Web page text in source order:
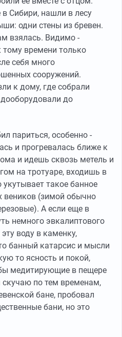
Сибири, нашли в лесу
одни стены из бревен.
взялась. Видимо -
тому времени только
себя много
сооружений.
к дому, где собрали
до
париться, особенно -
и прогревалась ближе к
и идешь сквозь метель и
на тротуаре, входишь в
такое банное
веников (зимой обычно
А если еще в
немного эвкалиптового
воду в каменку,
банный катарсис и мысли
то ясность и покой,
медитирующие в пещере
скучаю по тем временам,
бане, пробовал
бани, но это